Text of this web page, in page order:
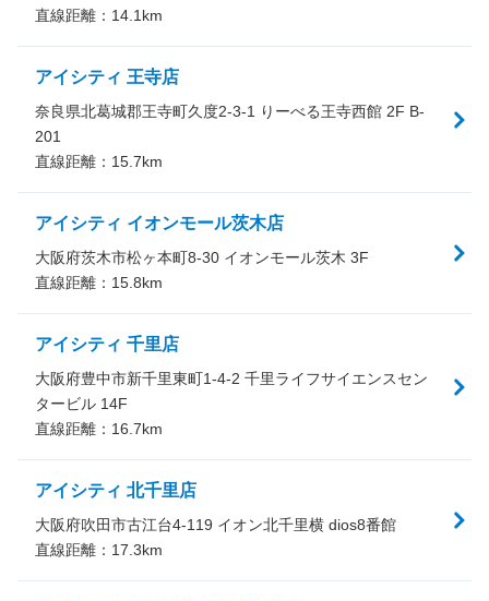
直線距離： 14.1 km
アイシティ 王寺店
奈良県北葛城郡王寺町久度2-3-1 りーべる王寺西館 2F B-
201
直線距離： 15.7km
アイシティ イオンモール茨木店
大阪府茨木市松ヶ本町8-30 イオンモール茨木 3F
直線距離： 15.8km
アイシティ 千里店
大阪府豊中市新千里東町1-4-2 千里ライフサイエンスセン
タービル 14F
直線距離： 16.7km
アイシティ 北千里店
大阪府吹田市古江台4-119 イオン北千里横 dios8番館
直線距離： 17.3km